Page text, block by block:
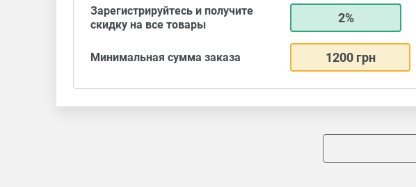
Зарегистрируйтесь и получите
скидку на все товары
2%
Минимальная сумма заказа 1200 грн